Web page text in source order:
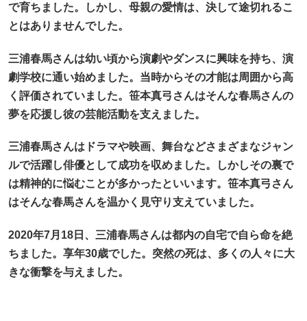
で育ちました。しかし、母親の愛情は、決して途切れるこ
とはありませんでした。
三浦春馬さんは幼い頃から演劇やダンスに興味を持ち、演
劇学校に通い始めました。当時からその才能は周囲から高
く評価されていました。笹本真弓さんはそんな春馬さんの
夢を応援し彼の芸能活動を支えました。
三浦春馬さんはドラマや映画、舞台などさまざまなジャン
ルで活躍し俳優として成功を収めました。しかしその裏で
は精神的に悩むことが多かったといいます。笹本真弓さん
はそんな春馬さんを温かく見守り支えていました。
2020年7月18日、三浦春馬さんは都内の自宅で自ら命を絶
ちました。享年30歳でした。突然の死は、多くの人々に大
きな衝撃を与えました。